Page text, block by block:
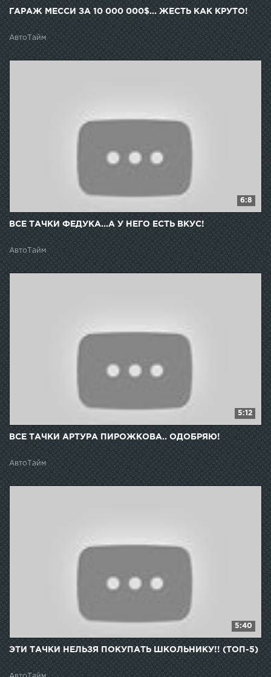
ГАРАЖ МЕССИ ЗА 10 000 000$... ЖЕСТЬ КАК КРУТО!
АвтоТайм
6:8
ВСЕ ТАЧКИ ФЕДУКА...А У НЕГО ЕСТЬ ВКУС!
АвтоТайм
5:12
ВСЕ ТАЧКИ АРТУРА ПИРОЖКОВА.. ОДОБРЯЮ!
АвтоТайм
5:40
ЭТИ ТАЧКИ НЕЛЬЗЯ ПОКУПАТЬ ШКОЛЬНИКУ!! (ТОП-5)